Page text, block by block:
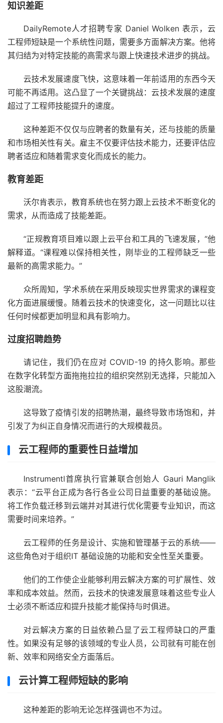
知识差距
DailyRemote人才招聘专家 Daniel Wolken 表示，云
工程师短缺是一个系统性问题，需要多方面解决方案。他将
其归结为对特定技能的高需求与跟上快速技术进步的挑战。
云技术发展速度飞快，这意味着一年前适用的东西今天
可能不再适用。这凸显了一个关键挑战：云技术发展的速度
超过了工程师技能提升的速度。
这种差距不仅仅与应聘者的数量有关，还与技能的质量
和市场相关性有关。雇主不仅要评估技术能力，还要评估应
聘者适应和随着需求变化而成长的能力。
教育差距
沃尔肯表示，教育系统也在努力跟上云技术不断变化的
需求，从而造成了技能差距。
“正规教育项目难以跟上云平台和工具的飞速发展，”他
解释道。“课程难以保持相关性，刚毕业的工程师缺乏一些
最新的高需求能力。”
众所周知，学术系统在采用反映现实世界需求的课程变
化方面进展缓慢。随着云技术的快速变化，这一问题比以往
任何时候都更加明显和具有影响力。
过度招聘趋势
请记住，我们仍在应对 COVID-19 的持久影响。那些
在数字化转型方面拖拖拉拉的组织突然别无选择，只能加入
这股潮流。
这导致了疫情引发的招聘热潮，最终导致市场饱和，并
引发了为纠正自身情况而进行的大规模裁员。
云工程师的重要性日益增加
Instrumentl首席执行官兼联合创始人 Gauri Manglik
表示：“云平台正成为各行各业公司日益重要的基础设施。
将工作负载迁移到云端并对其进行优化需要专业知识，而这
需要时间来培养。”
云工程师的任务是设计、实施和管理基于云的系统——
这些角色对于组织IT 基础设施的功能和安全性至关重要。
他们的工作使企业能够利用云解决方案的可扩展性、效
率和成本效益。然而，云技术的快速发展意味着这些专业人
士必须不断适应和提升技能才能保持与时俱进。
对云解决方案的日益依赖凸显了云工程师缺口的严重
性。如果没有足够的该领域的专业人员，公司就有可能在创
新、效率和网络安全方面落后。
云计算工程师短缺的影响
这种差距的影响无论怎样强调也不为过。